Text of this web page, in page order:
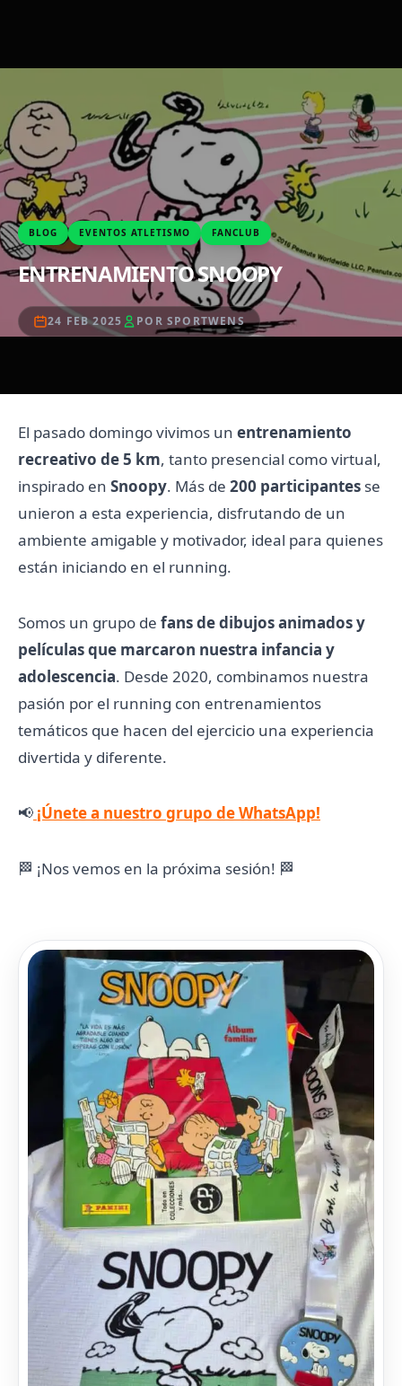
BLOG EVENTOS ATLETISMO FANCLUB
ENTRENAMIENTO SNOOPY
24 FEB 2025 POR SPORTWENS
El pasado domingo vivimos un entrenamiento
recreativo de 5 km, tanto presencial como virtual,
inspirado en Snoopy. Más de 200 participantes se
unieron a esta experiencia, disfrutando de un
ambiente amigable y motivador, ideal para quienes
están iniciando en el running.
Somos un grupo de fans de dibujos animados y
películas que marcaron nuestra infancia y
adolescencia. Desde 2020, combinamos nuestra
pasión por el running con entrenamientos
temáticos que hacen del ejercicio una experiencia
divertida y diferente.
📢 ¡Únete a nuestro grupo de WhatsApp!
🏁 ¡Nos vemos en la próxima sesión! 🏁